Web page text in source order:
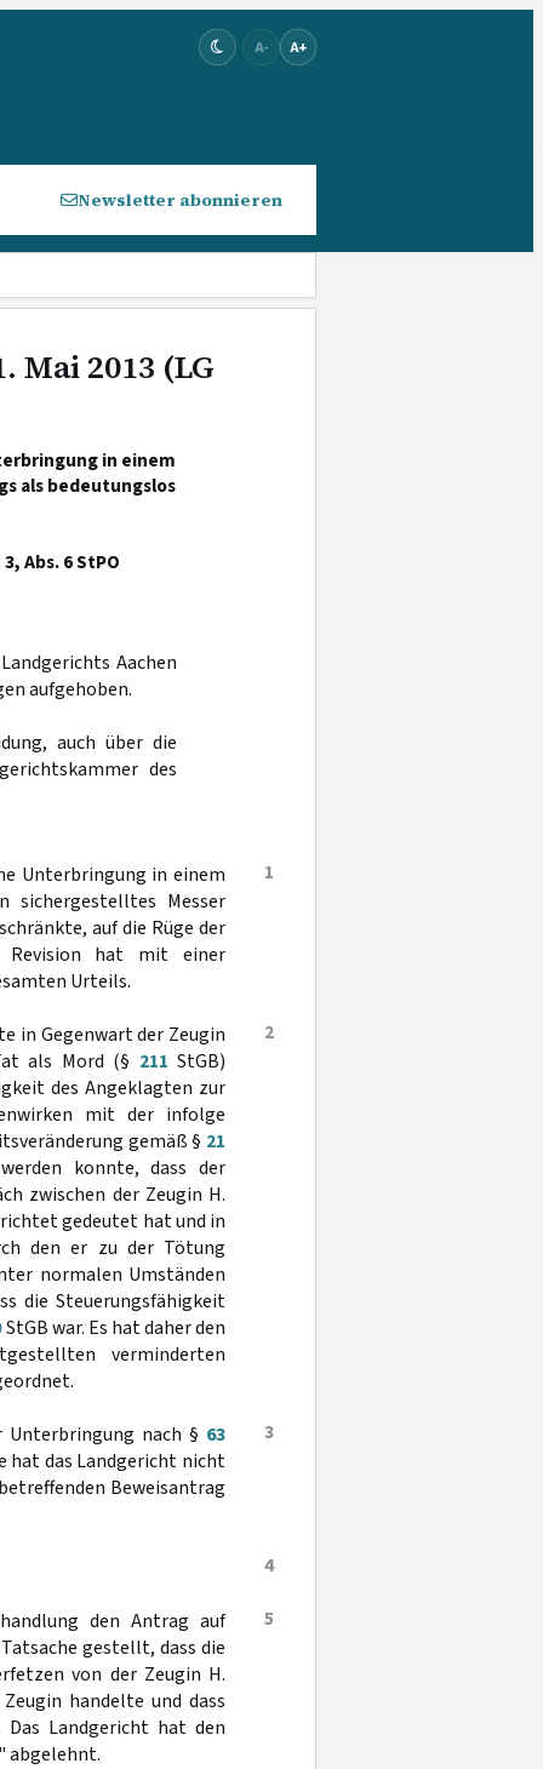
A- A+
Newsletter abonnieren
Mai 2013 (LG
in einem
als bedeutungslos
Abs. 6 StPO
Aachen
aufgehoben.
auch über die
des
1
Unterbringung in einem
sichergestelltes Messer
auf die Rüge der
Revision hat mit einer
Urteils.
2
in Gegenwart der Zeugin
als Mord (§ 211 StGB)
des Angeklagten zur
mit der infolge
gemäß § 21
konnte, dass der
zwischen der Zeugin H.
gedeutet hat und in
den er zu der Tötung
normalen Umständen
die Steuerungsfähigkeit
StGB war. Es hat daher den
verminderten
3
Unterbringung nach § 63
hat das Landgericht nicht
Beweisantrag
4
5
den Antrag auf
gestellt, dass die
von der Zeugin H.
handelte und dass
Landgericht hat den
abgelehnt.